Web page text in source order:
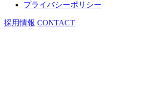
プライバシーポリシー
採用情報 CONTACT